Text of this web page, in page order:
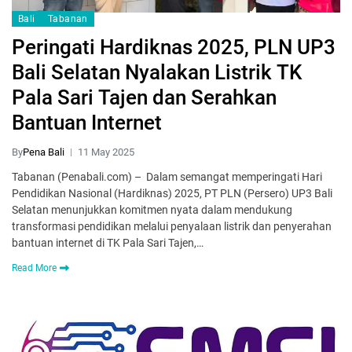
Bali Tabanan
Peringati Hardiknas 2025, PLN UP3
Bali Selatan Nyalakan Listrik TK
Pala Sari Tajen dan Serahkan
Bantuan Internet
ByPena Bali 11 May 2025
Tabanan (Penabali.com) – Dalam semangat memperingati Hari
Pendidikan Nasional (Hardiknas) 2025, PT PLN (Persero) UP3 Bali
Selatan menunjukkan komitmen nyata dalam mendukung
transformasi pendidikan melalui penyalaan listrik dan penyerahan
bantuan internet di TK Pala Sari Tajen,…
Read More